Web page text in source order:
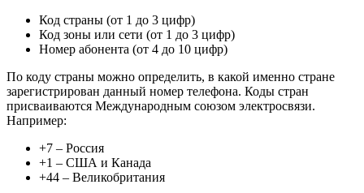
Код страны (от 1 до 3 цифр)
Код зоны или сети (от 1 до 3 цифр)
Номер абонента (от 4 до 10 цифр)
По коду страны можно определить, в какой именно стране
зарегистрирован данный номер телефона. Коды стран
присваиваются Международным союзом электросвязи.
Например:
+7 – Россия
+1 – США и Канада
+44 – Великобритания